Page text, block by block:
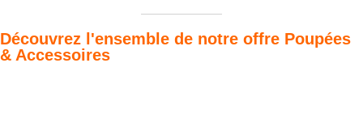
Découvrez l'ensemble de notre offre Poupées
& Accessoires